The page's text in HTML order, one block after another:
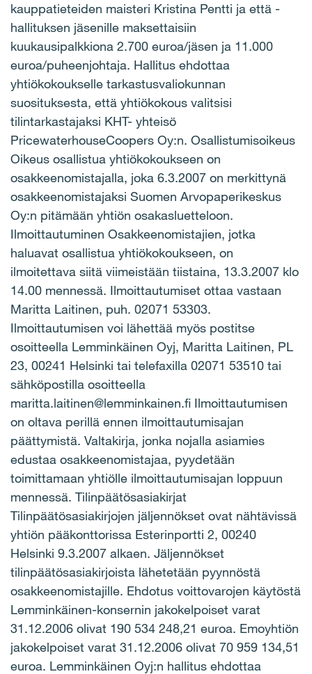
kauppatieteiden maisteri Kristina Pentti ja että -
hallituksen jäsenille maksettaisiin
kuukausipalkkiona 2.700 euroa/jäsen ja 11.000
euroa/puheenjohtaja. Hallitus ehdottaa
yhtiökokoukselle tarkastusvaliokunnan
suosituksesta, että yhtiökokous valitsisi
tilintarkastajaksi KHT- yhteisö
PricewaterhouseCoopers Oy:n. Osallistumisoikeus
Oikeus osallistua yhtiökokoukseen on
osakkeenomistajalla, joka 6.3.2007 on merkittynä
osakkeenomistajaksi Suomen Arvopaperikeskus
Oy:n pitämään yhtiön osakasluetteloon.
Ilmoittautuminen Osakkeenomistajien, jotka
haluavat osallistua yhtiökokoukseen, on
ilmoitettava siitä viimeistään tiistaina, 13.3.2007 klo
14.00 mennessä. Ilmoittautumiset ottaa vastaan
Maritta Laitinen, puh. 02071 53303.
Ilmoittautumisen voi lähettää myös postitse
osoitteella Lemminkäinen Oyj, Maritta Laitinen, PL
23, 00241 Helsinki tai telefaxilla 02071 53510 tai
sähköpostilla osoitteella
maritta.laitinen@lemminkainen.fi Ilmoittautumisen
on oltava perillä ennen ilmoittautumisajan
päättymistä. Valtakirja, jonka nojalla asiamies
edustaa osakkeenomistajaa, pyydetään
toimittamaan yhtiölle ilmoittautumisajan loppuun
mennessä. Tilinpäätösasiakirjat
Tilinpäätösasiakirjojen jäljennökset ovat nähtävissä
yhtiön pääkonttorissa Esterinportti 2, 00240
Helsinki 9.3.2007 alkaen. Jäljennökset
tilinpäätösasiakirjoista lähetetään pyynnöstä
osakkeenomistajille. Ehdotus voittovarojen käytöstä
Lemminkäinen-konsernin jakokelpoiset varat
31.12.2006 olivat 190 534 248,21 euroa. Emoyhtiön
jakokelpoiset varat 31.12.2006 olivat 70 959 134,51
euroa. Lemminkäinen Oyj:n hallitus ehdottaa